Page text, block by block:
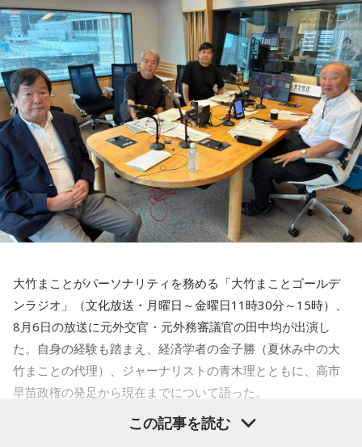
イベント内容：かつしかトリオのメンバーによるトーク＆サ
イン握手会
開催日：2026年10月17日（土）
開催時間：14:00スタート（集合時間：13:45）
開催店舗：タワーレコード新宿店 9Fイベントスペース
※詳細は公式サイトをご確認ください
＜リリース情報＞
発売日：2026年10月14日（水）
仕様：CD
レーベル：ヤマハミュージックコミュニケーションズ
ブ / えびちる / エルスウェア紀行 / ENBASE / オートコード /
oh!! 真珠s / osage / Ochunism / Offo tokyo / おとなりにぎん
が計画 / katawara / KamiCat / Khamai Leon / カライドスコ
ープ / 川後陽菜 & YONAKA Band / CAT ATE HOTDOGS / 極
東飯店 / Gill Snatch / QOOPIE / Good Grief / Cloudy / 海月に
さされたら / CRAZY BLUES / KeNN / 幻想痛 / Kono / 古墳シ
スターズ / komsume / コロブチカ / ザ・あどばん / THE
JAPANESE PRIDE / SATOH / SABOTEMPLE / さゆに！ /
Sundae May Club / gb / SherLock / 終活クラブ / Shom / 水
平線 / スーパー登山部 / SUKEROQUE / ステレオドロシー /
The Slumbers / Sezko / TiDE / 大東まみ / 台所きっちん /
ごと / Natsudaidai / 名無し之太郎 / Nape / ねぎ塩豚丼 /
No.MEN / PAIL OUT / パキルカ / ハク。 / バチカン市国に愛
されたい / PULPS / 板歯目 / ひおり / 日乃まそら / Viewtrade
/ First Love is Never Returned / フジタカコ / Black petrol /
Fluffy / BlueVeil / Baby Canta / BESPER / berry meet /
HONEBONE / MĀRAJAQK / まおた / maya twiggy / めっちゃ
美人 / メリクレット / 望月ヒナタ / 山合圭吾 / 山本大斗 / 吉凶
サラダチキン
5．座右の銘
努力
6．何歳から野球を始めましたか？ そのころの憧れのプロ野
球選手は？
10歳から始めて、大谷翔平選手に憧れていました
7．一軍出場した時の登場曲は決まっていますか？
｢らしさ｣ Official髭男dism
ステーキ
9．今一番欲しいものは？
夏服
10．野球以外での「こだわり」はありますか？
大竹まことがパーソナリティを務める「大竹まことゴールデ
ンラジオ」（文化放送・月曜日～金曜日11時30分～15時）、
8月6日の放送に元外交官・元外務審議官の田中均が出演し
た。自身の経験も踏まえ、経済学者の金子勝（夏休み中の大
竹まことの代理）、ジャーナリストの青木理とともに、高市
早苗政権の発足から現在までについて語った。
「（前回の田中均の出演が）9ヶ月前。高市早苗政権が
この記事を読む